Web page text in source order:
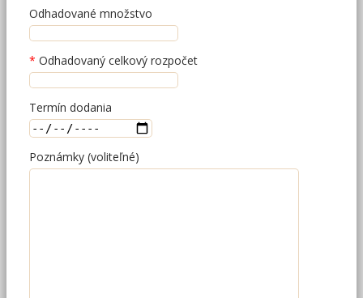
Odhadované množstvo
Odhadovaný celkový rozpočet
Termín dodania
Poznámky (voliteľné)